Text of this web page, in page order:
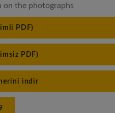
on the photographs
PDF)
PDF)
indir